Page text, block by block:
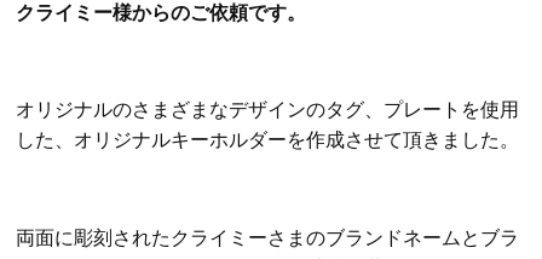
クライミー様からのご依頼です。
オリジナルのさまざまなデザインのタグ、プレートを使用
した、オリジナルキーホルダーを作成させて頂きました。
両面に彫刻されたクライミーさまのブランドネームとブラ